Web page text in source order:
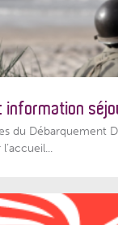
information
du Débarquement